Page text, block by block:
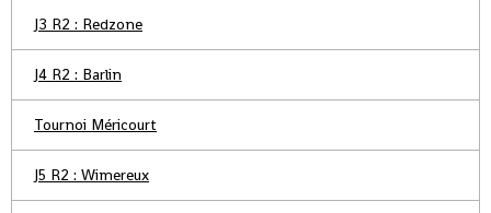
J3 R2 : Redzone
J4 R2 : Barlin
Tournoi Méricourt
J5 R2 : Wimereux